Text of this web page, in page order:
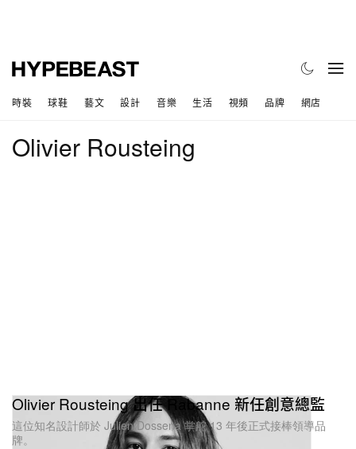
時裝 球鞋 藝文 設計 音樂 生活 視頻 品牌 網店
Olivier Rousteing
Olivier Rousteing 出任 Rabanne 新任創意總監
這位知名設計師於 Julien Dossena 掌舵 13 年後正式接棒領導品
牌。